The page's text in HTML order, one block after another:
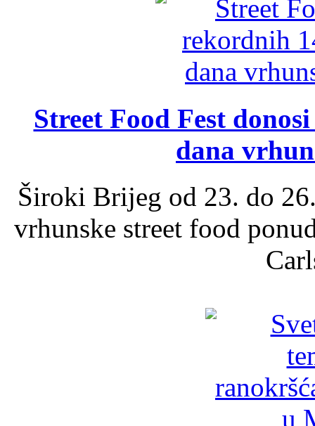
Street Food Fest
dana
Široki Brijeg od 23. do
vrhunske street food